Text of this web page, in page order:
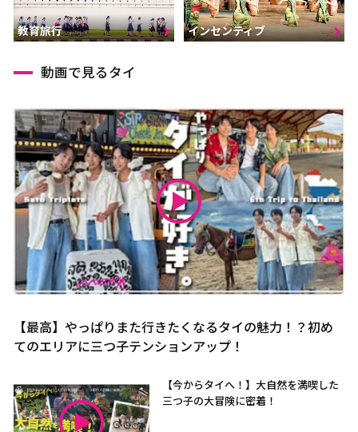
教育旅行 インセンティブ
動画で見るタイ
【最高】やっぱりまた行きたくなるタイの魅力！？初め
てのエリアに三つ子テンションアップ！
【今からタイへ！】大自然を満喫した
三つ子の大冒険に密着！